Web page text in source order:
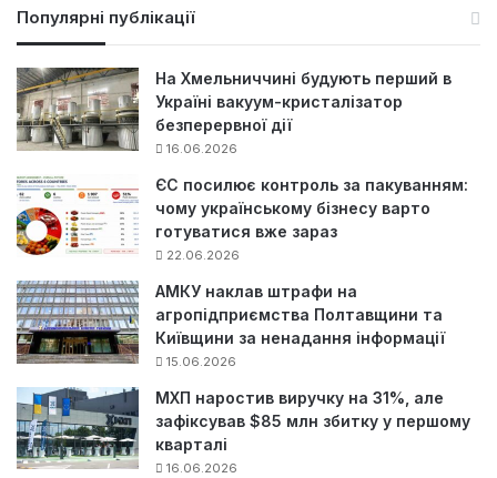
Популярні публікації
На Хмельниччині будують перший в
Україні вакуум-кристалізатор
безперервної дії
16.06.2026
ЄС посилює контроль за пакуванням:
чому українському бізнесу варто
готуватися вже зараз
22.06.2026
АМКУ наклав штрафи на
агропідприємства Полтавщини та
Київщини за ненадання інформації
15.06.2026
МХП наростив виручку на 31%, але
зафіксував $85 млн збитку у першому
кварталі
16.06.2026